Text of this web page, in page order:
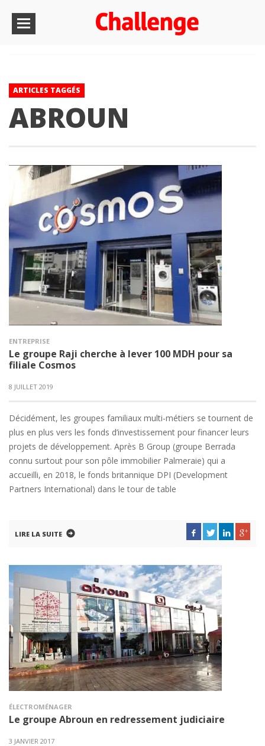
ARTICLES TAGGÉS
ABROUN
ENTREPRISE
Le groupe Raji cherche à lever 100 MDH pour sa
filiale Cosmos
8 JUILLET 2019
Décidément, les groupes familiaux multi-métiers se tournent de
plus en plus vers les fonds d’investissement pour financer leurs
projets de développement. Après B Group (groupe Berrada
connu surtout pour son pôle immobilier Palmeraie) qui a
accueilli, en 2018, le fonds britannique DPI (Development
Partners International) dans le tour de table
LIRE LA SUITE
ÉLECTROMÉNAGER
Le groupe Abroun en redressement judiciaire
3 JANVIER 2017